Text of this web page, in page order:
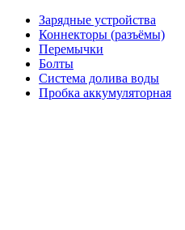
Зарядные устройства
Коннекторы (разъёмы)
Перемычки
Болты
Система долива воды
Пробка аккумуляторная